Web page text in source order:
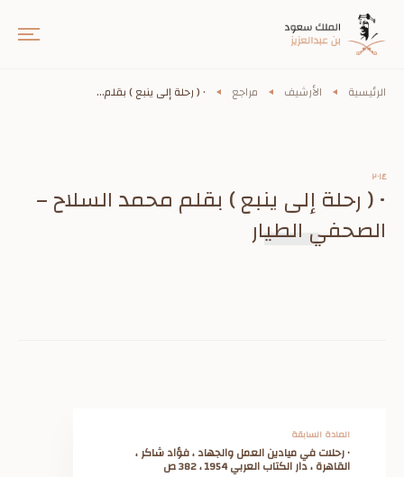
الرئيسية الأرشيف مراجع • ( رحلة إلى ينبع ) بقلم...
٢٠١٤
• ( رحلة إلى ينبع ) بقلم محمد السلاح –
الصحفي الطيار
المادة السابقة
• رحلات في ميادين العمل والجهاد ، فؤاد شاكر ،
القاهرة ، دار الكتاب العربي 1954 ، 382 ص